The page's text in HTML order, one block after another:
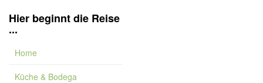
Hier beginnt die Reise
...
Home
Küche & Bodega